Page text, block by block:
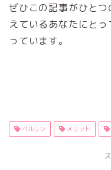
ぜひこの記事がひと
えているあなたにと
っています。
ベルリン メリット